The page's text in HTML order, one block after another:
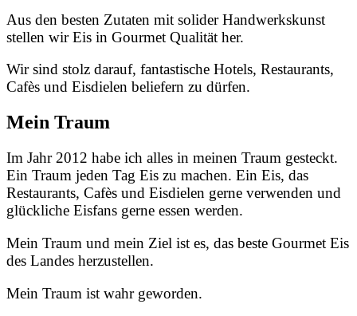
Aus den besten Zutaten mit solider Handwerkskunst
stellen wir Eis in Gourmet Qualität her.
Wir sind stolz darauf, fantastische Hotels, Restaurants,
Cafès und Eisdielen beliefern zu dürfen.
Mein Traum
Im Jahr 2012 habe ich alles in meinen Traum gesteckt.
Ein Traum jeden Tag Eis zu machen. Ein Eis, das
Restaurants, Cafès und Eisdielen gerne verwenden und
glückliche Eisfans gerne essen werden.
Mein Traum und mein Ziel ist es, das beste Gourmet Eis
des Landes herzustellen.
Mein Traum ist wahr geworden.